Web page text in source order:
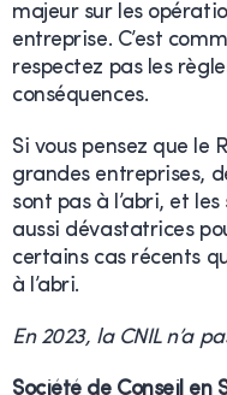
majeur sur les
entreprise. C’est
respectez pas les
conséquences.
Si vous pensez que le
grandes entreprises,
sont pas à l’abri, et
aussi dévastatrices
certains cas récents
à l’abri.
En 2023, la CNIL n’a
Société de Conseil en